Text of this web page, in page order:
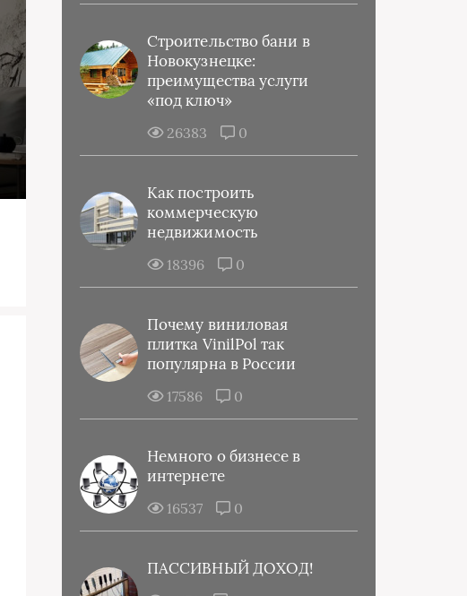
Строительство бани в
Новокузнецке:
преимущества услуги
«под ключ»
26383 0
Как построить
коммерческую
недвижимость
18396 0
Почему виниловая
плитка VinilPol так
популярна в России
17586 0
Немного о бизнесе в
интернете
16537 0
ПАССИВНЫЙ ДОХОД!